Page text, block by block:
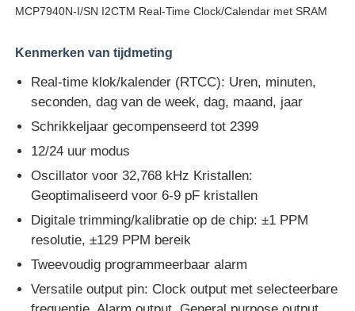
Producten
Video's
MCP7940N-I/SN I2CTM Real-Time Clock/Calendar met SRAM
Kenmerken van tijdmeting
Real-time klok/kalender (RTCC): Uren, minuten,
seconden, dag van de week, dag, maand, jaar
Schrikkeljaar gecompenseerd tot 2399
12/24 uur modus
Oscillator voor 32,768 kHz Kristallen:
Geoptimaliseerd voor 6-9 pF kristallen
Digitale trimming/kalibratie op de chip: ±1 PPM
resolutie, ±129 PPM bereik
Tweevoudig programmeerbaar alarm
Versatile output pin: Clock output met selecteerbare